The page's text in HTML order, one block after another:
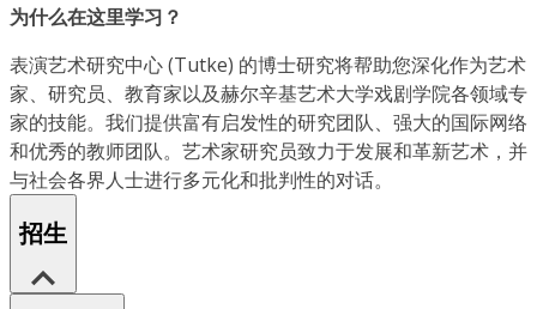
为什么在这里学习？
表演艺术研究中心 (Tutke) 的博士研究将帮助您深化作为艺术
家、研究员、教育家以及赫尔辛基艺术大学戏剧学院各领域专
家的技能。我们提供富有启发性的研究团队、强大的国际网络
和优秀的教师团队。艺术家研究员致力于发展和革新艺术，并
与社会各界人士进行多元化和批判性的对话。
招生